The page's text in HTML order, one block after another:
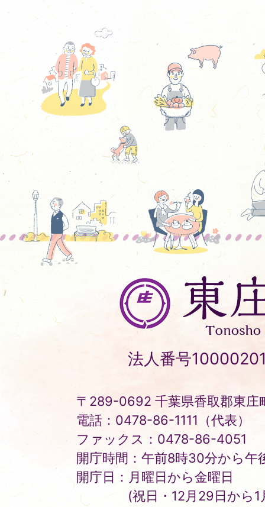
東
庄
町
Tonosho
Town
法人番号
〒289-0692 千葉県香取郡東庄
電話：0478-86-1111（代表）
ファックス：0478-86-4051
開庁時間：午前8時30分から午
開庁日：月曜日から金曜日
(祝日・12月29日から